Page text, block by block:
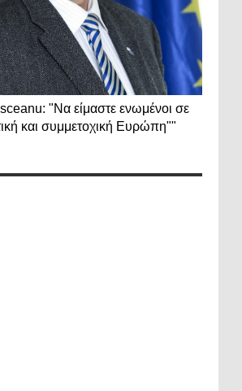
"Να είμαστε ενωμένοι σε
και συμμετοχική Ευρώπη""